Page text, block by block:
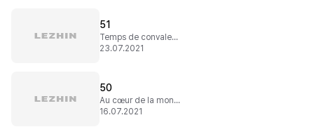
51
Temps de convalescence
23.07.2021
50
Au cœur de la montagne
16.07.2021